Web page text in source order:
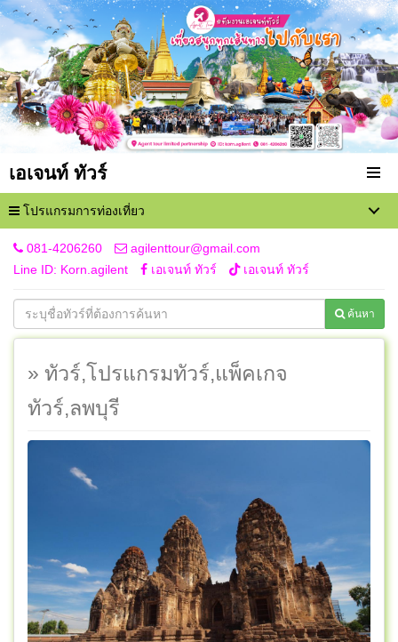
เอเจนท์ ทัวร์
โปรแกรมการท่องเที่ยว
081-4206260
agilenttour@gmail.com
Line ID: Korn.agilent
เอเจนท์ ทัวร์ เอเจนท์ ทัวร์
ค้นหา
» ทัวร์,โปรแกรมทัวร์,แพ็คเกจ
ทัวร์,ลพบุรี